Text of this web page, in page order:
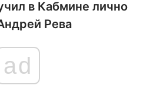
в Кабмине лично
Рева
ad